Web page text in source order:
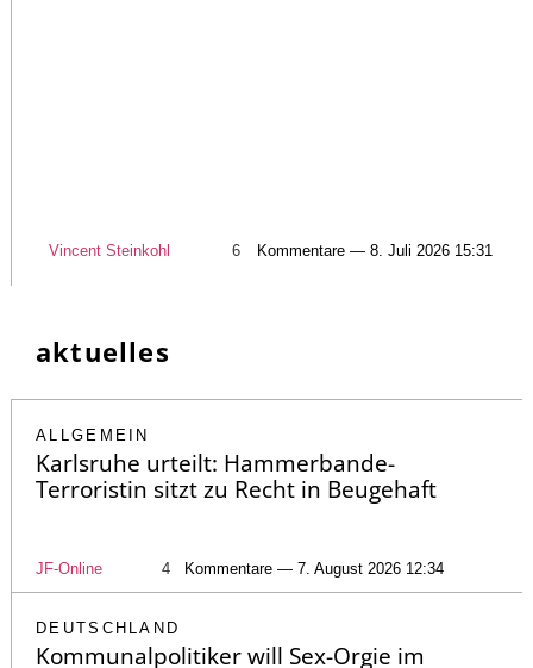
Vincent Steinkohl 6 Kommentare — 8. Juli 2026 15:31
aktuelles
ALLGEMEIN
Karlsruhe urteilt: Hammerbande-
Terroristin sitzt zu Recht in Beugehaft
JF-Online 4 Kommentare — 7. August 2026 12:34
DEUTSCHLAND
Kommunalpolitiker will Sex-Orgie im